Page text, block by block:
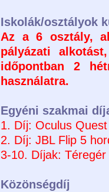
Iskolák/osztályok
Az a 6 osztály,
pályázati
időpontban 2
használatra.
Egyéni szakmai
1. Díj: Oculus
2. Díj: JBL Flip 5
3-10. Díjak:
Közönségdíj